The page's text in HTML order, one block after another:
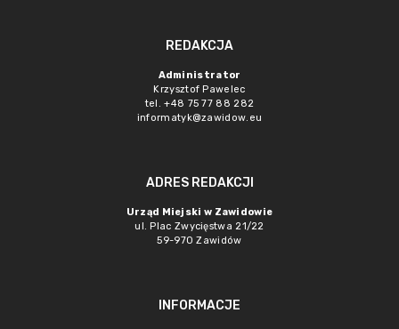
REDAKCJA
Administrator
Krzysztof Pawelec
tel. +48 75 77 88 282
informatyk@zawidow.eu
ADRES REDAKCJI
Urząd Miejski w Zawidowie
ul. Plac Zwycięstwa 21/22
59-970 Zawidów
INFORMACJE